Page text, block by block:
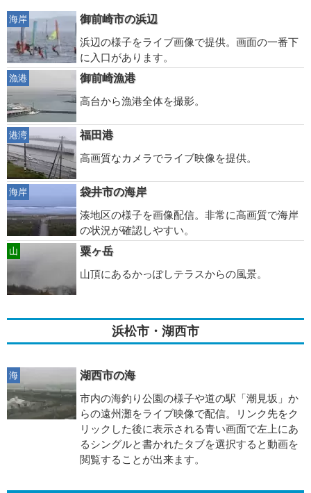
海岸
御前崎市の浜辺
浜辺の様子をライブ画像で提供。画面の一番下
に入口があります。
漁港
御前崎漁港
高台から漁港全体を撮影。
港湾
福田港
高画質なカメラでライブ映像を提供。
海岸
袋井市の海岸
湊地区の様子を画像配信。非常に高画質で海岸
の状況が確認しやすい。
山
粟ヶ岳
山頂にあるかっぽしテラスからの風景。
浜松市・湖西市
海
湖西市の海
市内の海釣り公園の様子や道の駅「潮見坂」か
らの遠州灘をライブ映像で配信。リンク先をク
リックした後に表示される青い画面で左上にあ
るシングルと書かれたタブを選択すると動画を
閲覧することが出来ます。